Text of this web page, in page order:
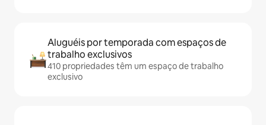
Aluguéis por temporada com espaços de
trabalho exclusivos
410 propriedades têm um espaço de trabalho
exclusivo